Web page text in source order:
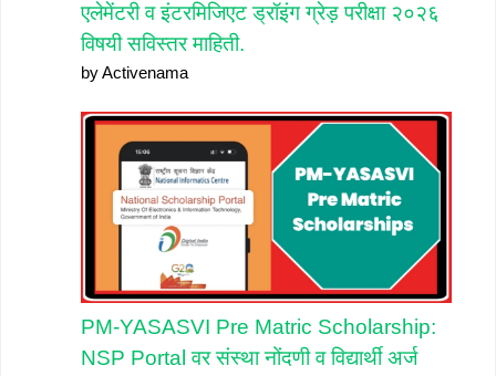
एलेमेंटरी व इंटरमिजिएट ड्रॉइंग ग्रेड़ परीक्षा २०२६
विषयी सविस्तर माहिती.
by Activenama
PM-YASASVI Pre Matric Scholarship:
NSP Portal वर संस्था नोंदणी व विद्यार्थी अर्ज